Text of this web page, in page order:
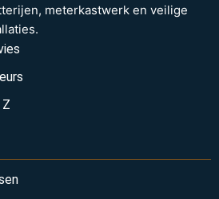
meterkastwerk en veilige